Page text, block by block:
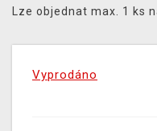
Lze objednat max. 1 ks
Vyprodáno